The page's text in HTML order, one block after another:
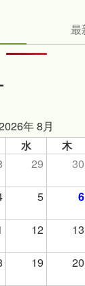
最
年 8月
水 木
29 30
5 6
12 13
19 20